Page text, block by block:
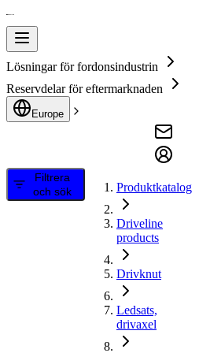
Lösningar för fordonsindustrin
Reservdelar för eftermarknaden
Europe
Filtrera
och sök
Produktkatalog
Driveline
products
Drivknut
Ledsats,
drivaxel